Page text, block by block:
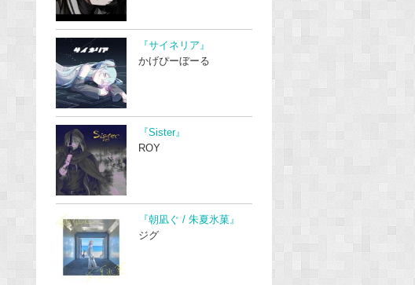
『サイネリア』
かげぴーぼーる
『Sister』
ROY
『朝凪ぐ / 朱夏氷菓』
ジグ